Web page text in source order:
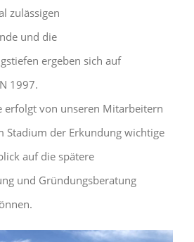
zulässigen
und die
ergeben sich auf
1997.
erfolgt von unseren Mitarbeitern
Stadium der Erkundung wichtige
auf die spätere
und Gründungsberatung